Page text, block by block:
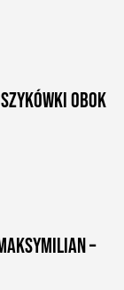
OBOK
–